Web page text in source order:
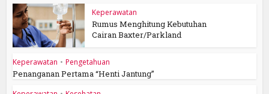
Keperawatan
Rumus Menghitung Kebutuhan
Cairan Baxter/Parkland
Keperawatan • Pengetahuan
Penanganan Pertama “Henti Jantung”